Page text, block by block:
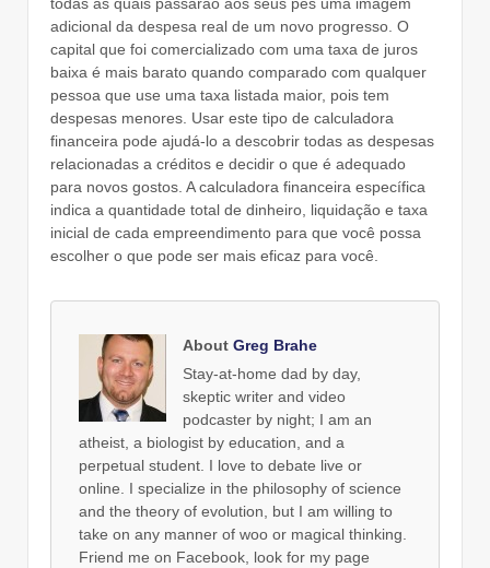
todas as quais passarão aos seus pés uma imagem
adicional da despesa real de um novo progresso. O
capital que foi comercializado com uma taxa de juros
baixa é mais barato quando comparado com qualquer
pessoa que use uma taxa listada maior, pois tem
despesas menores. Usar este tipo de calculadora
financeira pode ajudá-lo a descobrir todas as despesas
relacionadas a créditos e decidir o que é adequado
para novos gostos. A calculadora financeira específica
indica a quantidade total de dinheiro, liquidação e taxa
inicial de cada empreendimento para que você possa
escolher o que pode ser mais eficaz para você.
About Greg Brahe
Stay-at-home dad by day,
skeptic writer and video
podcaster by night; I am an
atheist, a biologist by education, and a
perpetual student. I love to debate live or
online. I specialize in the philosophy of science
and the theory of evolution, but I am willing to
take on any manner of woo or magical thinking.
Friend me on Facebook, look for my page